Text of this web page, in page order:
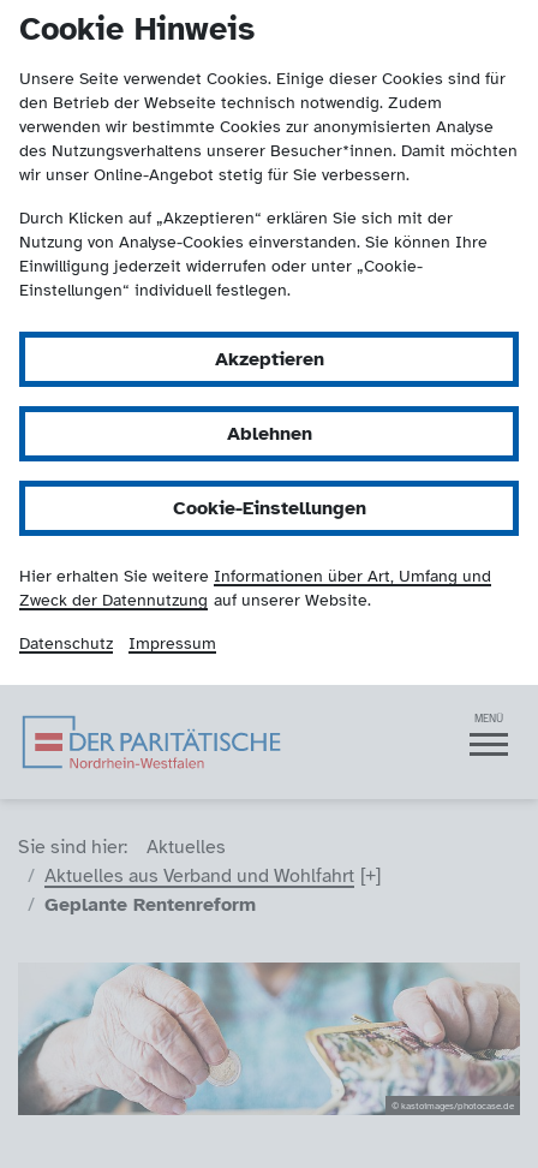
Cookie Hinweis
Unsere Seite verwendet Cookies. Einige dieser Cookies sind für
den Betrieb der Webseite technisch notwendig. Zudem
verwenden wir bestimmte Cookies zur anonymisierten Analyse
des Nutzungsverhaltens unserer Besucher*innen. Damit möchten
wir unser Online-Angebot stetig für Sie verbessern.
Durch Klicken auf „Akzeptieren“ erklären Sie sich mit der
Nutzung von Analyse-Cookies einverstanden. Sie können Ihre
Einwilligung jederzeit widerrufen oder unter „Cookie-
Einstellungen“ individuell festlegen.
Akzeptieren
Ablehnen
Cookie-Einstellungen
Hier erhalten Sie weitere Informationen über Art, Umfang und
Zweck der Datennutzung auf unserer Website.
Datenschutz Impressum
Der Paritätische NRW
springen
(Kontakt und Suche) springen.
Navigation MENÜ
Sie sind hier (Breadcrumb)
Sie sind hier:
Aktuelles
Aktuelles aus Verband und Wohlfahrt
Geplante Rentenreform
© kastoimages/photocase.de